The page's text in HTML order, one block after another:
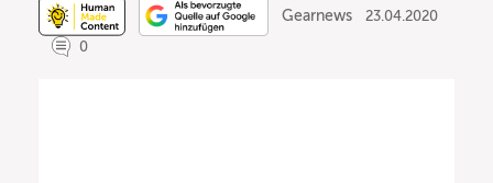
Gearnews
23.04.2020
0